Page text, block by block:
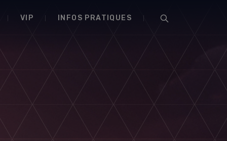
VIP INFOS PRATIQUES